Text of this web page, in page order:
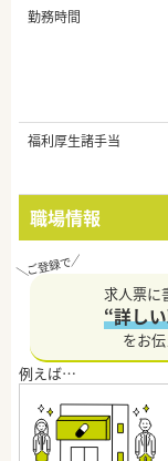
勤務時間
福利厚生諸手当
職場情報
求人票に
“詳し
をお伝